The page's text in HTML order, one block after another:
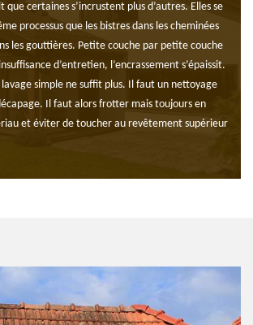
que certaines s’incrustent plus d’autres. Elles se
processus que les bistres dans les cheminées
les gouttières. Petite couche par petite couche
d’entretien, l’encrassement s’épaissit.
lavage simple ne suffit plus. Il faut un nettoyage
Il faut alors frotter mais toujours en
et éviter de toucher au revêtement supérieur